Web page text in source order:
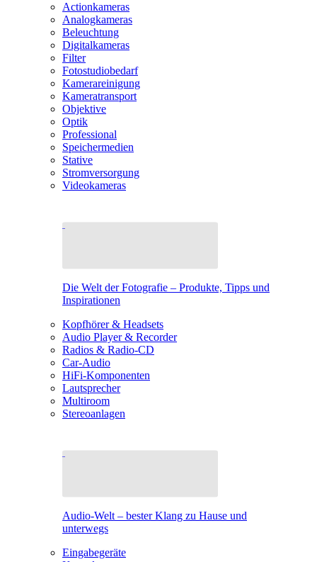
Actionkameras
Analogkameras
Beleuchtung
Digitalkameras
Filter
Fotostudiobedarf
Kamerareinigung
Kameratransport
Objektive
Optik
Professional
Speichermedien
Stative
Stromversorgung
Videokameras
Die Welt der Fotografie – Produkte, Tipps und
Inspirationen
Kopfhörer & Headsets
Audio Player & Recorder
Radios & Radio-CD
Car-Audio
HiFi-Komponenten
Lautsprecher
Multiroom
Stereoanlagen
Audio-Welt – bester Klang zu Hause und
unterwegs
Eingabegeräte